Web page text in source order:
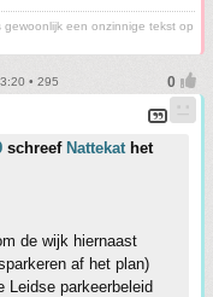
gewoonlijk een onzinnige tekst op
• 295
schreef Nattekathet
de wijk hiernaast
af het plan)
Leidse parkeerbeleid